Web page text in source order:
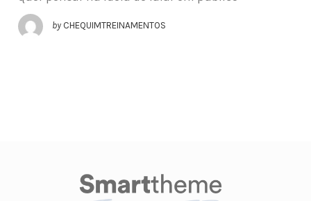
by CHEQUIMTREINAMENTOS